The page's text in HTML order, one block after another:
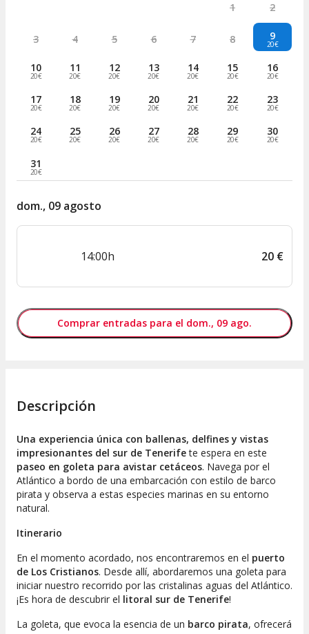
1 2
3 4 5 6 7 8 9
20€
10
20€
11
20€
12
20€
13
20€
14
20€
15
20€
16
20€
17
20€
18
20€
19
20€
20
20€
21
20€
22
20€
23
20€
24
20€
25
20€
26
20€
27
20€
28
20€
29
20€
30
20€
31
20€
dom., 09 agosto
14:00h 20 €
Comprar entradas para el dom., 09 ago.
Descripción
Una experiencia única con ballenas, delfines y vistas
impresionantes del sur de Tenerifete espera en este
paseo en goleta para avistar cetáceos. Navega por el
Atlántico a bordo de una embarcación con estilo de barco
pirata y observa a estas especies marinas en su entorno
natural.
Itinerario
En el momento acordado, nos encontraremos en el puerto
de Los Cristianos. Desde allí, abordaremos una goleta para
iniciar nuestro recorrido por las cristalinas aguas del Atlántico.
¡Es hora de descubrir el litoral sur de Tenerife!
La goleta, que evoca la esencia de un barco pirata, ofrecerá